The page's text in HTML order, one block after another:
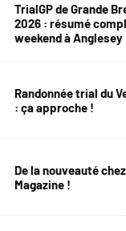
TrialGP de Grande
2026 : résumé
weekend à Anglesey
Randonnée trial du
: ça approche !
De la nouveauté
Magazine !